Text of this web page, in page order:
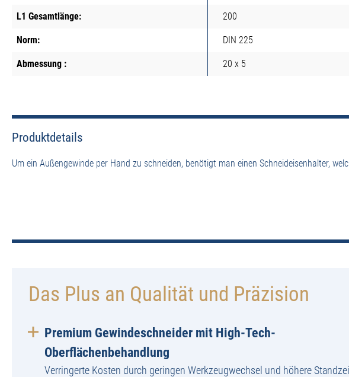
L1 Gesamtlänge: 200
Norm: DIN 225
Abmessung : 20 x 5
Produktdetails
Um ein Außengewinde per Hand zu schneiden, benötigt man einen Schneideisenhalter,
Das Plus an Qualität und Präzision
Premium Gewindeschneider mit High-Tech-
Oberflächenbehandlung
Verringerte Kosten durch geringen Werkzeugwechsel und höhere